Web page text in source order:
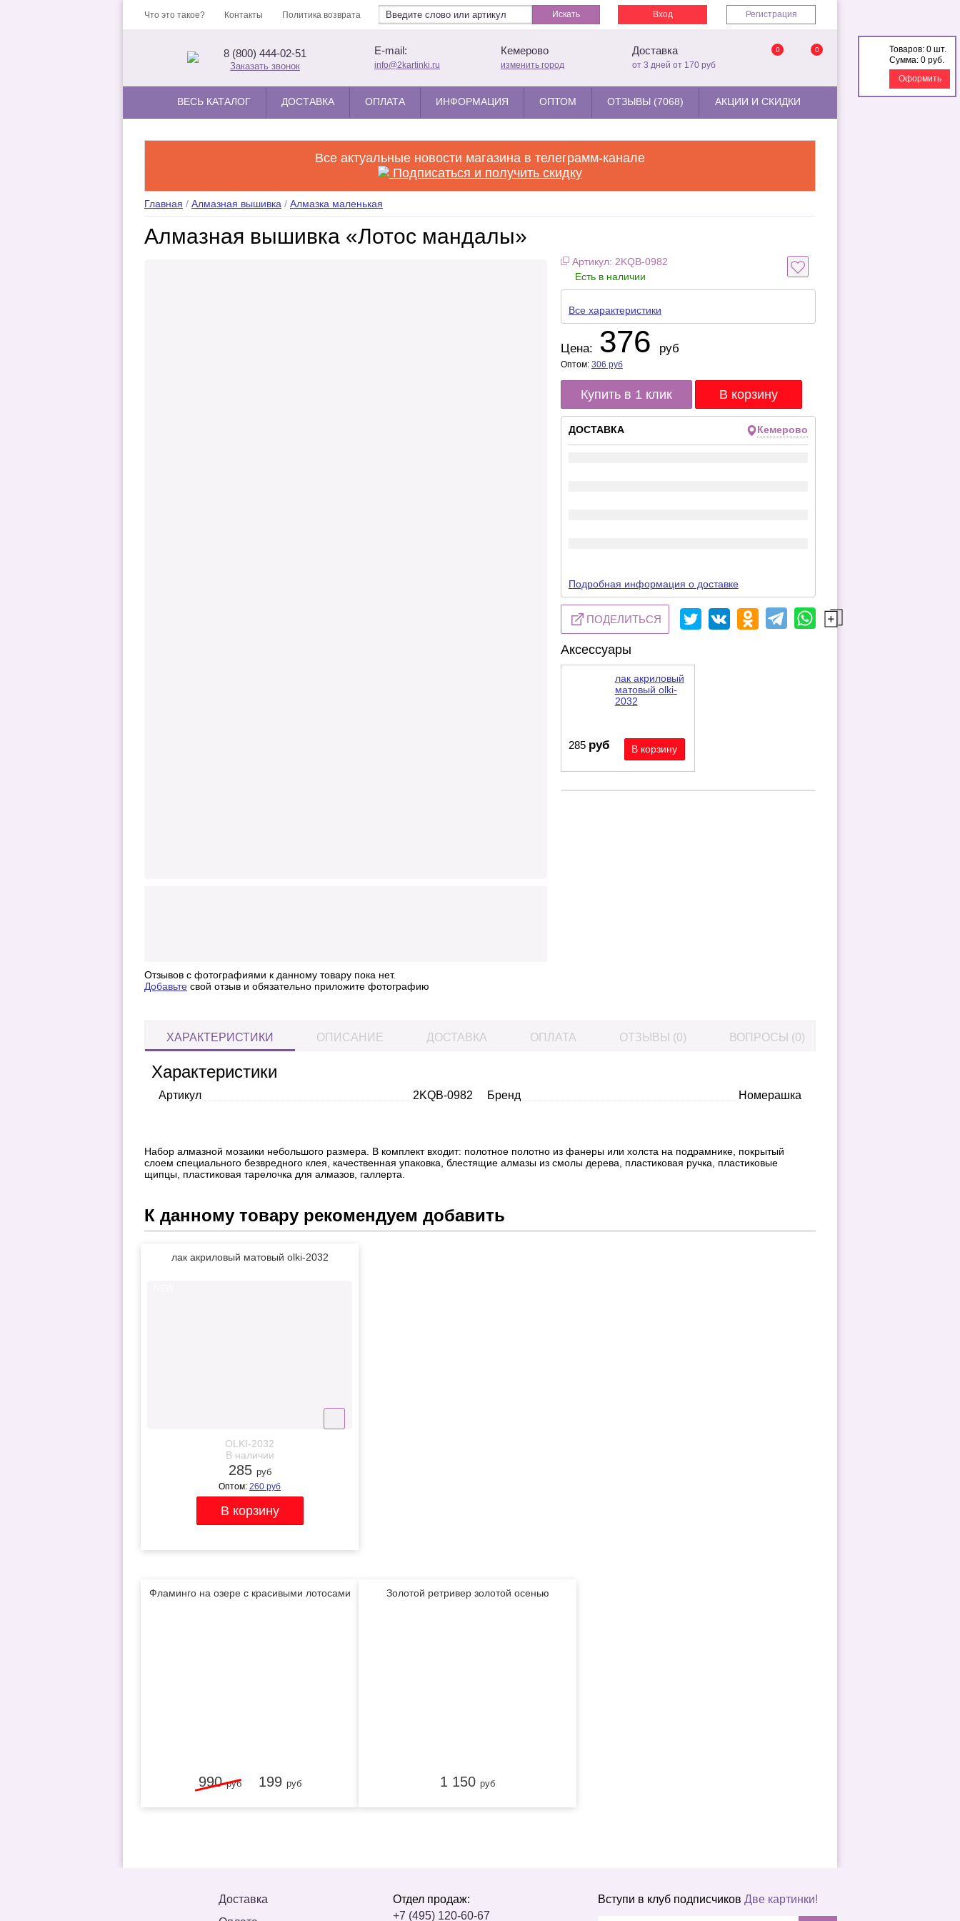
Что это такое? Контакты Политика возврата Искать Вход Регистрация
8 (800) 444-02-51
Заказать звонок
E-mail:
info@2kartinki.ru
Кемерово
изменить город
Доставка
от 3 дней от 170 руб
0 0
ВЕСЬ КАТАЛОГ ДОСТАВКА ОПЛАТА ИНФОРМАЦИЯ ОПТОМ ОТЗЫВЫ (7068) АКЦИИ И СКИДКИ
Все актуальные новости магазина в телеграмм-канале
Подписаться и получить скидку
Главная / Алмазная вышивка / Алмазка маленькая
Алмазная вышивка «Лотос мандалы»
Отзывов с фотографиями к данному товару пока нет.
Добавьте свой отзыв и обязательно приложите фотографию
Артикул: 2KQB-0982
Есть в наличии
Все характеристики
Цена: 376 руб
Оптом: 306 руб
Купить в 1 клик
ДОСТАВКА Кемерово
Подробная информация о доставке
ПОДЕЛИТЬСЯ
Аксессуары
лак акриловый
матовый olki-
2032
285 руб
ХАРАКТЕРИСТИКИ ОПИСАНИЕ ДОСТАВКА ОПЛАТА ОТЗЫВЫ (0) ВОПРОСЫ (0)
Характеристики
Артикул 2KQB-0982 Бренд Номерашка
Набор алмазной мозаики небольшого размера. В комплект входит: полотное полотно из фанеры или холста на подрамнике, покрытый
слоем специального безвредного клея, качественная упаковка, блестящие алмазы из смолы дерева, пластиковая ручка, пластиковые
щипцы, пластиковая тарелочка для алмазов, галлерта.
К данному товару рекомендуем добавить
лак акриловый матовый olki-2032
OLKI-2032
В наличии
285 руб
Оптом:260 руб
Фламинго на озере с красивыми лотосами
990руб 199 руб
Золотой ретривер золотой осенью
1 150руб
Доставка
Отдел продаж:
+7 (495) 120-60-67
Вступи в клуб подписчиковДве картинки!
Товаров: 0 шт.
Сумма: 0 руб.
Оформить